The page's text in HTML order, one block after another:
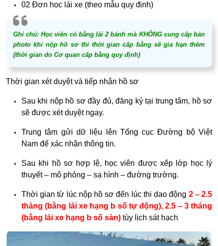
02 Đơn học lái xe (theo mẫu quy định)
Ghi chú: Học viên có bằng lái 2 bánh mà KHÔNG cung cấp bản
photo khi nộp hồ sơ thì thời gian cấp bằng sẽ gia hạn thêm
(thời gian do Cơ quan cấp bằng quy định)
Thời gian xét duyệt và tiếp nhận hồ sơ
Sau khi nộp hồ sơ đầy đủ, đăng ký tại trung tâm, hồ sơ
sẽ được xét duyệt ngay.
Trung tâm gửi dữ liệu lên Tổng cục Đường bộ Việt
Nam để xác nhận thông tin.
Sau khi hồ sơ hợp lệ, học viên được xếp lớp học lý
thuyết – mô phỏng – sa hình – đường trường.
Thời gian từ lúc nộp hồ sơ đến lúc thi dao động 2 – 2.5
tháng (bằng lái xe hạng b số tự động), 2.5 – 3 tháng
(bằng lái xe hạng b số sàn) tùy lịch sát hạch